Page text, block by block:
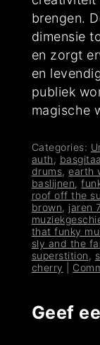
brengen.
dimensie
en zorgt
en
publiek
magische
Categories:
auth ,
drums,earth
baslijnen,
roof off the
brown, jaren
that funky
sly and the
superstition ,
cherry
Geef